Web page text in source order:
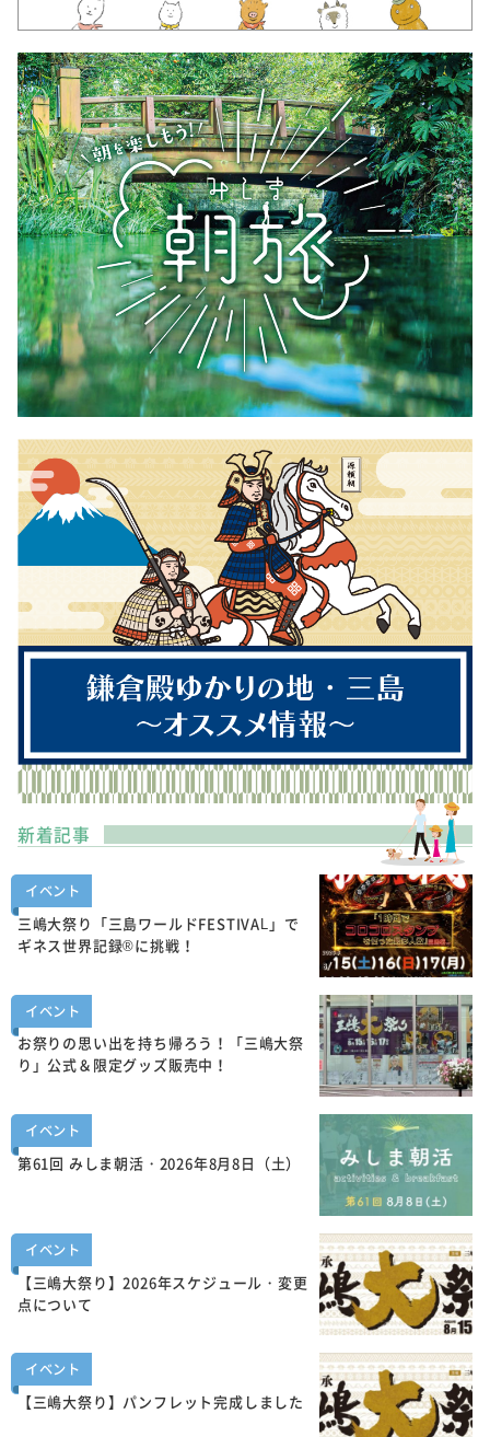
新着記事
イベント
三嶋大祭り「三島ワールドFESTIVAL」で
ギネス世界記録®に挑戦！
イベント
お祭りの思い出を持ち帰ろう！「三嶋大祭
り」公式＆限定グッズ販売中！
イベント
第61回 みしま朝活・2026年8月8日（土）
イベント
【三嶋大祭り】2026年スケジュール・変更
点について
イベント
【三嶋大祭り】パンフレット完成しました